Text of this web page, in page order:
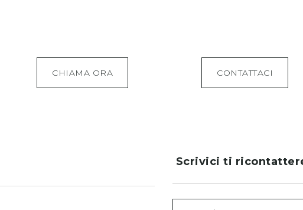
CHIAMA ORA CONTATTACI
Scrivici ti